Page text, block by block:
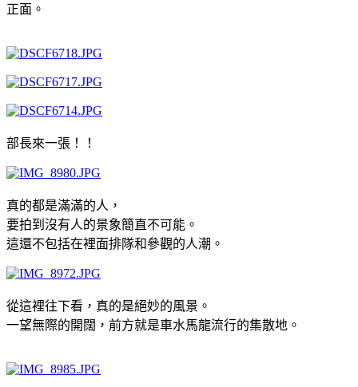
正面。
部長來一張！！
真的都是滿滿的人，
要拍到沒有人的景象簡直不可能。
這還不包括在裡面排隊和參觀的人潮。
從這裡往下看，真的是絕妙的風景。
一望無際的開闊，前方就是車水馬龍流行的集散地。